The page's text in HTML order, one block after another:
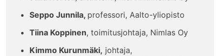
Seppo Junnila, professori, Aalto-yliopisto
Tiina Koppinen, toimitusjohtaja, Nimlas Oy
Kimmo Kurunmäki, johtaja,